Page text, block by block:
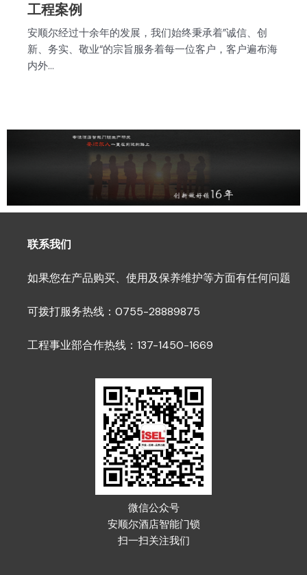
工程案例
安顺尔经过十余年的发展，我们始终秉承着”诚信、创
新、务实、敬业“的宗旨服务着每一位客户，客户遍布海
内外…
联系我们
如果您在产品购买、使用及保养维护等方面有任何问题
可拨打服务热线：0755-28889875
工程事业部合作热线：137-1450-1669
微信公众号
安顺尔酒店智能门锁
扫一扫关注我们